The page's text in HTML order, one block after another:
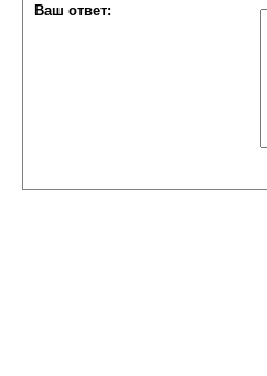
Ваш ответ: